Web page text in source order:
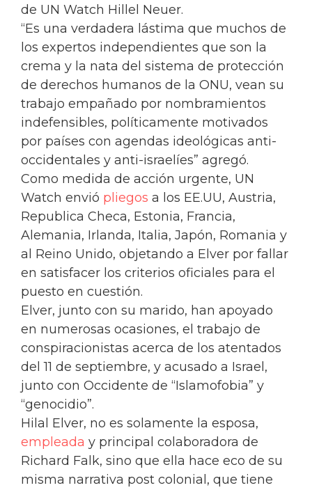
de UN Watch Hillel Neuer.
“Es una verdadera lástima que muchos de
los expertos independientes que son la
crema y la nata del sistema de protección
de derechos humanos de la ONU, vean su
trabajo empañado por nombramientos
indefensibles, políticamente motivados
por países con agendas ideológicas anti-
occidentales y anti-israelíes” agregó.
Como medida de acción urgente, UN
Watch envió pliegos a los EE.UU, Austria,
Republica Checa, Estonia, Francia,
Alemania, Irlanda, Italia, Japón, Romania y
al Reino Unido, objetando a Elver por fallar
en satisfacer los criterios oficiales para el
puesto en cuestión.
Elver, junto con su marido, han apoyado
en numerosas ocasiones, el trabajo de
conspiracionistas acerca de los atentados
del 11 de septiembre, y acusado a Israel,
junto con Occidente de “Islamofobia” y
“genocidio”.
Hilal Elver, no es solamente la esposa,
empleada y principal colaboradora de
Richard Falk, sino que ella hace eco de su
misma narrativa post colonial, que tiene